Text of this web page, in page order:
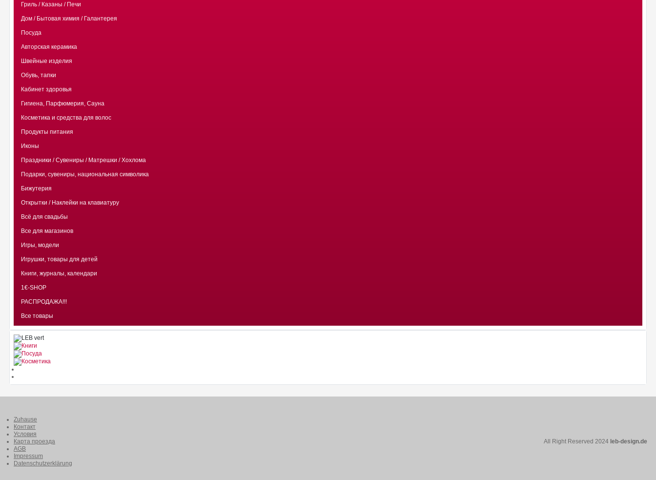
Гриль / Казаны / Печи
Дом / Бытовая химия / Галантерея
Посуда
Авторская керамика
Швейные изделия
Обувь, тапки
Кабинет здоровья
Гигиена, Парфюмерия, Сауна
Косметика и средства для волос
Продукты питания
Иконы
Праздники / Сувениры / Матрешки / Хохлома
Подарки, сувениры, национальная символика
Бижутерия
Открытки / Наклейки на клавиатуру
Всё для свадьбы
Все для магазинов
Игры, модели
Игрушки, товары для детей
Книги, журналы, календари
1€-SHOP
РАСПРОДАЖА!!!
Все товары
Zuhause
Контакт
Условия
Карта проезда
AGB
Impressum
Datenschutzerklärung
All Right Reserved 2024 leb-design.de